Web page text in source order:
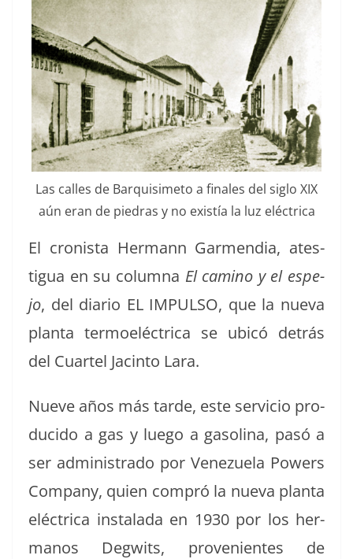
Las calles de Bar­quisime­to a finales del siglo XIX
aún eran de piedras y no existía la luz eléctrica
El cro­nista Her­mann Gar­men­dia, ates­
tigua en su colum­na El camino y el espe­
jo, del diario EL IMPULSO, que la nue­va
plan­ta ter­moeléc­tri­ca se ubicó detrás
del Cuar­tel Jac­in­to Lara.
Nueve años más tarde, este ser­vi­cio pro­
duci­do a gas y luego a gasoli­na, pasó a
ser admin­istra­do por Venezuela Pow­ers
Com­pa­ny, quien com­pró la nue­va plan­ta
eléc­tri­ca insta­l­a­da en 1930 por los her­
manos Deg­wits, prove­nientes de